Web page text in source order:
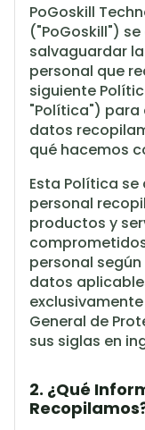
PoGoskill
("PoGoskill")
salvaguardar
personal que
siguiente
"Política") para
datos
qué hacemos
Esta Política
personal
productos y
personal
datos
General de
sus siglas en
2. ¿Qué